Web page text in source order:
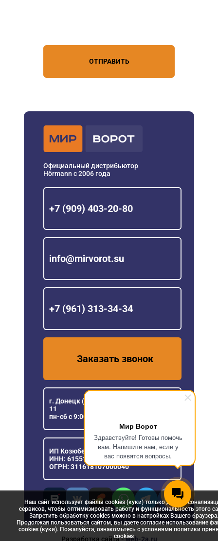
Мир Ворот
Здравствуйте! Готовы помочь
вам. Напишите нам, если у
вас появятся вопросы.
ОТПРАВИТЬ
Официальный дистрибьютор
Hörmann с 2006 года
+7 (909) 403-20-80
info@mirvorot.su
+7 (961) 313-34-34
Заказать звонок
г. Донецк (ДНР), ул Розы Люксембург,
11
пн-сб с 9:00 до 18:00
ИП Козюберда Денис Александрович
ИНН: 615516030057
ОГРН: 311618107000040
Разработка сайта- web-2a.ru
Наш сайт использует файлы cookies (куки) только для
сервисов, чтобы оптимизировать работу и функциональность этого
Запретить обработку cookies можно в настройках Вашего браузера.
Продолжая пользоваться сайтом, вы даете согласие использование
cookies (куки). Пожалуйста, ознакомьтесь с условиями политики
сookies